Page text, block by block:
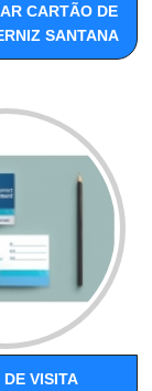
CARTÃO DE
SANTANA
VISITA